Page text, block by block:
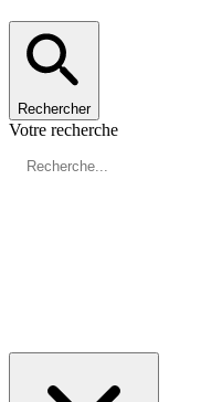
Rechercher
Votre recherche